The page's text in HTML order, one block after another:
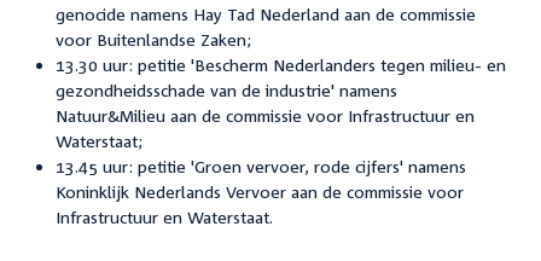
genocide namens Hay Tad Nederland aan de commissie
voor Buitenlandse Zaken;
13.30 uur: petitie 'Bescherm Nederlanders tegen milieu- en
gezondheidsschade van de industrie' namens
Natuur&Milieu aan de commissie voor Infrastructuur en
Waterstaat;
13.45 uur: petitie 'Groen vervoer, rode cijfers' namens
Koninklijk Nederlands Vervoer aan de commissie voor
Infrastructuur en Waterstaat.